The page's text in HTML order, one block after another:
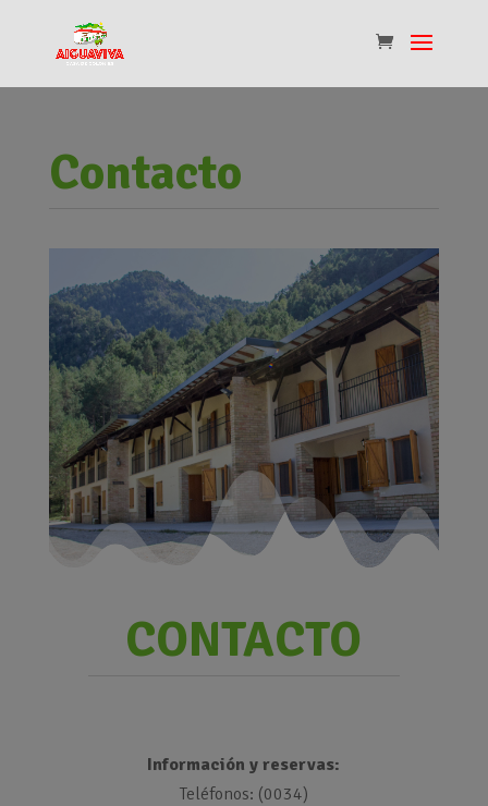
Contacto
CONTACTO
Información y reservas:
Teléfonos: (0034)